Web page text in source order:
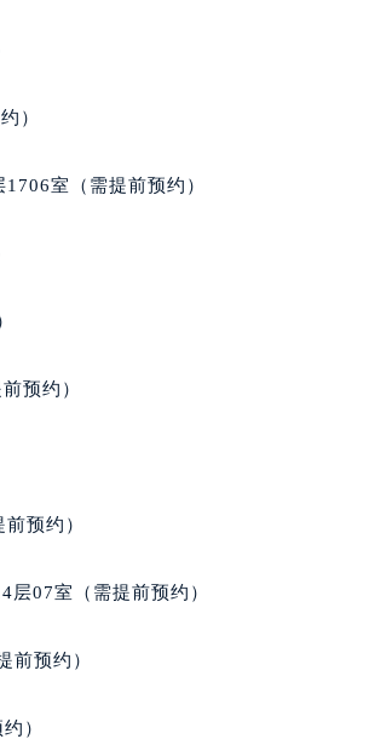
）
室（需提前预约）
预约）
预约）
07室（需提前预约）
前预约）
）